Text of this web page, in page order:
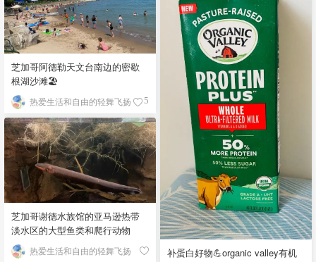
芝加哥阿德勒天文台南边的密歇
根湖沙滩🏖️
热爱生活和自由的轻舞飞扬 5
补蛋白好物💪organic valley有机
芝加哥谢德水族馆的亚马逊热带
淡水区的大型鱼类和爬行动物
热爱生活和自由的轻舞飞扬